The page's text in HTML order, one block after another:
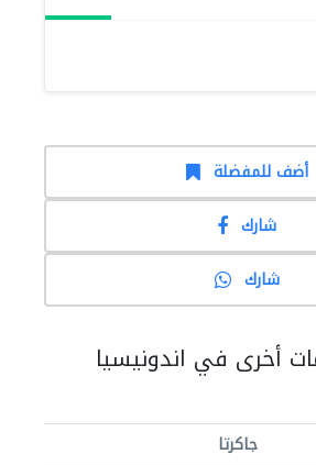
أضف للمفضلة
شارك
شارك
أخرى في اندونيسيا
جاكرتا